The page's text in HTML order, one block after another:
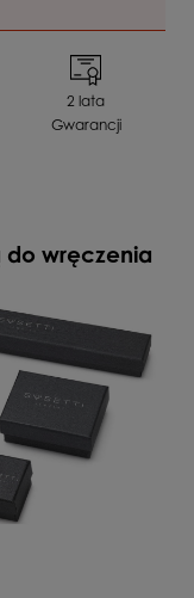
2 lata
Gwarancji
do wręczenia